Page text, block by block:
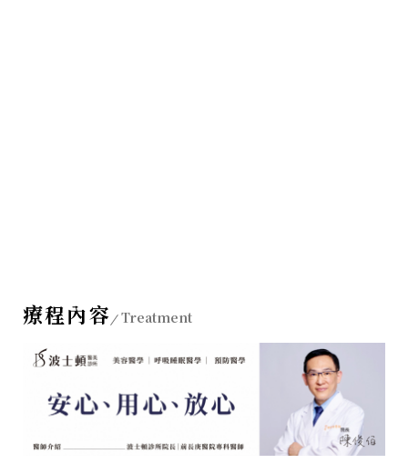
療程內容 Treatment